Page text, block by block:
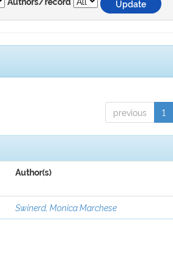
Authors/record
previous 1
Author(s)
Swinerd, Monica Marchese